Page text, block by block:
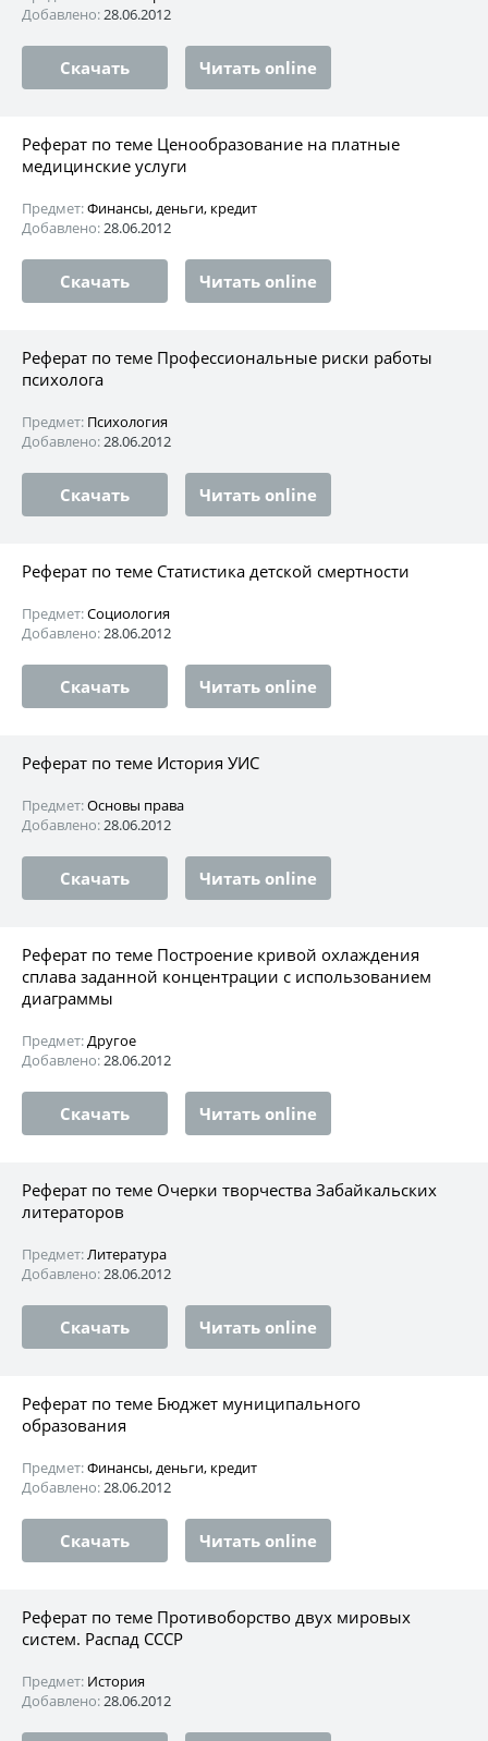
Добавлено:28.06.2012
Скачать Читать online
Реферат по теме Ценообразование на платные
медицинские услуги
Предмет:Финансы, деньги, кредит
Добавлено:28.06.2012
Скачать Читать online
Реферат по теме Профессиональные риски работы
психолога
Предмет: Психология
Добавлено:28.06.2012
Скачать Читать online
Реферат по теме Статистика детской смертности
Предмет:Социология
Добавлено:28.06.2012
Скачать Читать online
Реферат по теме История УИС
Предмет:Основы права
Добавлено:28.06.2012
Скачать Читать online
Реферат по теме Построение кривой охлаждения
сплава заданной концентрации с использованием
диаграммы
Предмет:Другое
Добавлено:28.06.2012
Скачать Читать online
Реферат по теме Очерки творчества Забайкальских
литераторов
Предмет:Литература
Добавлено:28.06.2012
Скачать Читать online
Реферат по теме Бюджет муниципального
образования
Предмет:Финансы, деньги, кредит
Добавлено:28.06.2012
Скачать Читать online
Реферат по теме Противоборство двух мировых
систем. Распад СССР
Предмет: История
Добавлено:28.06.2012